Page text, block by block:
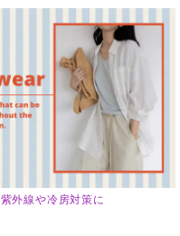
紫外線や冷房対策に